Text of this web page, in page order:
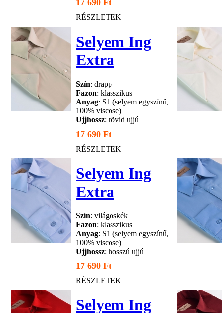
17 690 Ft
RÉSZLETEK
Selyem Ing
Extra
Szín: drapp
Fazon: klasszikus
Anyag: S1 (selyem egyszínű,
100% viscose)
Ujjhossz: rövid ujjú
17 690 Ft
RÉSZLETEK
Selyem Ing
Extra
Szín: világoskék
Fazon: klasszikus
Anyag: S1 (selyem egyszínű,
100% viscose)
Ujjhossz: hosszú ujjú
17 690 Ft
RÉSZLETEK
Selyem Ing